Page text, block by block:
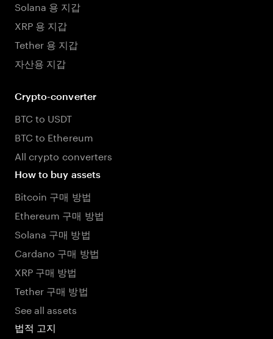
Solana 용 지갑
XRP 용 지갑
Tether 용 지갑
자산용 지갑
Crypto-converter
BTC to USDT
BTC to Ethereum
All crypto converters
How to buy assets
Bitcoin 구매 방법
Ethereum 구매 방법
Solana 구매 방법
Cardano 구매 방법
XRP 구매 방법
Tether 구매 방법
See all assets
법적 고지